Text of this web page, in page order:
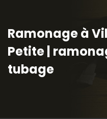
Ramonage à
Petite |
tubage